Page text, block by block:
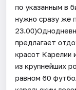
по указанным в
нужно сразу же
предлагает
красот Карелии
из крупнейших
равном 60